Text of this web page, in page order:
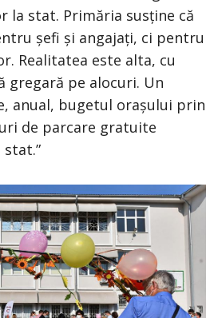
la stat. Primăria susține că
șefi și angajați, ci pentru
Realitatea este alta, cu
gregară pe alocuri. Un
anual, bugetul orașului prin
de parcare gratuite